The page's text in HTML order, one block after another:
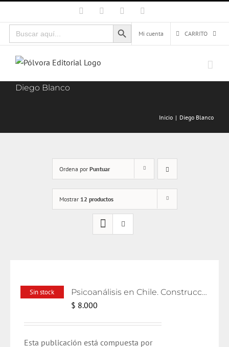
al
contenido
Facebook Instagram
Buscar:
Botón de búsqueda
Mi cuenta
CARRITO
Diego Blanco
Inicio Diego Blanco
Ordena por Puntuar
Mostrar 12 productos
Sin stock Psicoanálisis en Chile. Construcciones y relatos
$ 8.000
Esta publicación está compuesta por